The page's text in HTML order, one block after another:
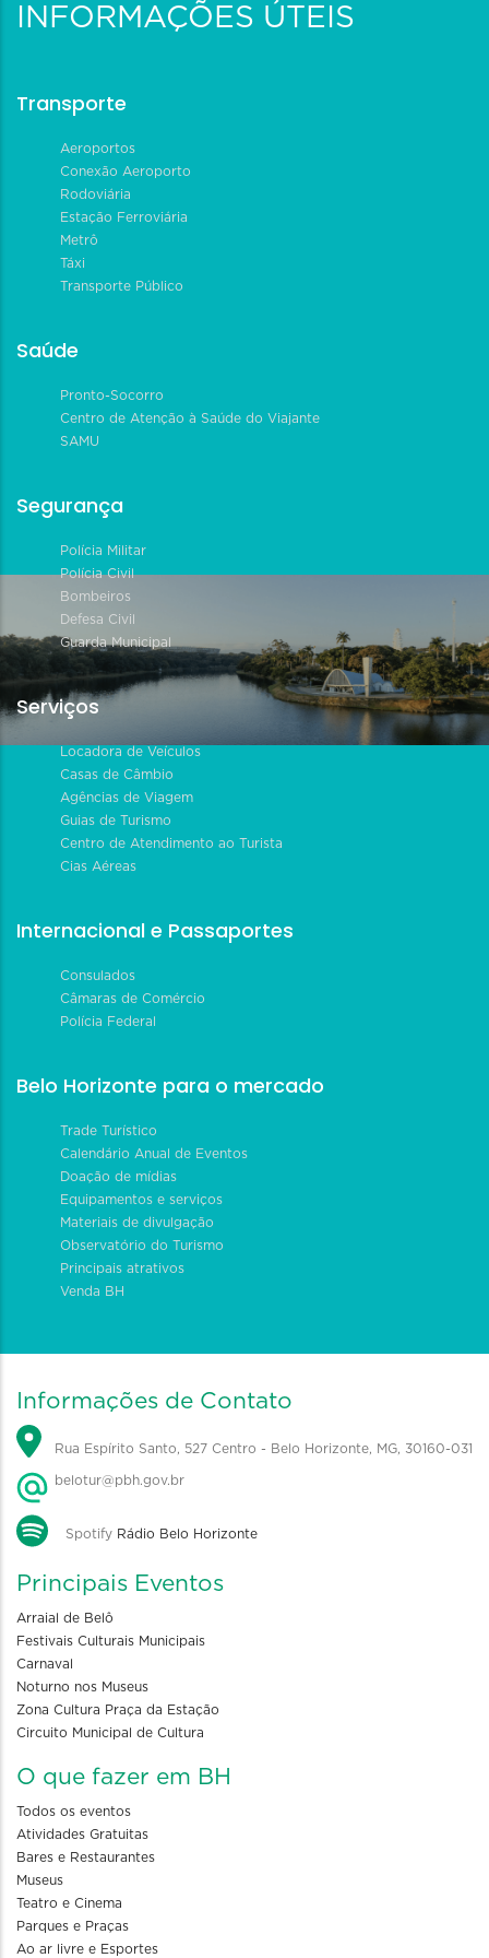
INFORMAÇÕES ÚTEIS
Transporte
Aeroportos
Conexão Aeroporto
Rodoviária
Estação Ferroviária
Metrô
Táxi
Transporte Público
Saúde
Pronto-Socorro
Centro de Atenção à Saúde do Viajante
SAMU
Segurança
Polícia Militar
Polícia Civil
Bombeiros
Defesa Civil
Guarda Municipal
Serviços
Locadora de Veículos
Casas de Câmbio
Agências de Viagem
Guias de Turismo
Centro de Atendimento ao Turista
Cias Aéreas
Internacional e Passaportes
Consulados
Câmaras de Comércio
Polícia Federal
Belo Horizonte para o mercado
Trade Turístico
Calendário Anual de Eventos
Doação de mídias
Equipamentos e serviços
Materiais de divulgação
Observatório do Turismo
Principais atrativos
Venda BH
Informações de Contato
Rua Espírito Santo, 527 Centro - Belo Horizonte, MG, 30160-031
belotur@pbh.gov.br
Spotify Rádio Belo Horizonte
Principais Eventos
Arraial de Belô
Festivais Culturais Municipais
Carnaval
Noturno nos Museus
Zona Cultura Praça da Estação
Circuito Municipal de Cultura
O que fazer em BH
Todos os eventos
Atividades Gratuitas
Bares e Restaurantes
Museus
Teatro e Cinema
Parques e Praças
Ao ar livre e Esportes